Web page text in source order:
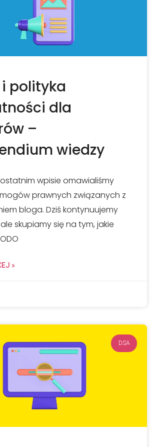
i polityka
dla
–
wiedzy
wpisie omawialiśmy
prawnych związanych z
bloga. Dziś kontynuujemy
skupiamy się na tym, jakie
»
DSA